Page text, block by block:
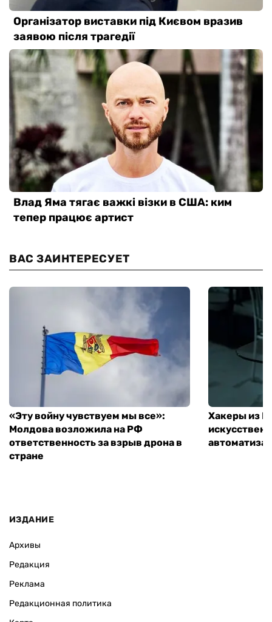
ВАС ЗАИНТЕРЕСУЕТ
«Эту войну чувствуем мы все»:
Молдова возложила на РФ
ответственность за взрыв дрона в
стране
Хакеры из
ИЗДАНИЕ
Архивы
Редакция
Реклама
Редакционная политика